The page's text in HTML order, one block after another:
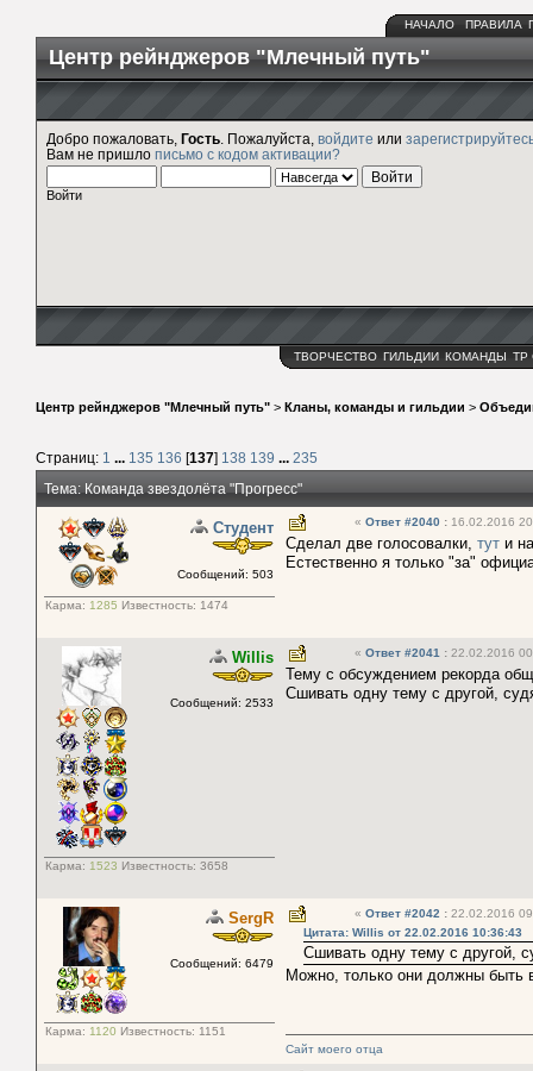
НАЧАЛО ПРАВИЛА
Центр рейнджеров "Млечный путь"
Добро пожаловать, Гость . Пожалуйста, войдите или
Вам не пришло письмо с кодом активации?
Войти
ТВОРЧЕСТВО ГИЛЬДИИ КОМАНДЫ ТР
Центр рейнджеров "Млечный путь" > Кланы, команды и гильдии >
Страниц: 1 ... 135 136 [137] 138 139 ... 235
Тема: Команда звездолёта "Прогресс"
Студент
Сообщений: 503
Карма: 1285 Известность: 1474
« Ответ #2040 : 16.02.2016
Сделал две голосовалки, тут и
Естественно я только "за"
Willis
Сообщений: 2533
Карма: 1523 Известность: 3658
« Ответ #2041 : 22.02.2016
Тему с обсуждением рекорда
Сшивать одну тему с другой,
SergR
Сообщений: 6479
Карма: 1120 Известность: 1151
« Ответ #2042 : 22.02.2016
Цитата: Willis от 22.02.2016 10:36:43
Сшивать одну тему с другой,
Можно, только они должны быть
Сайт моего отца